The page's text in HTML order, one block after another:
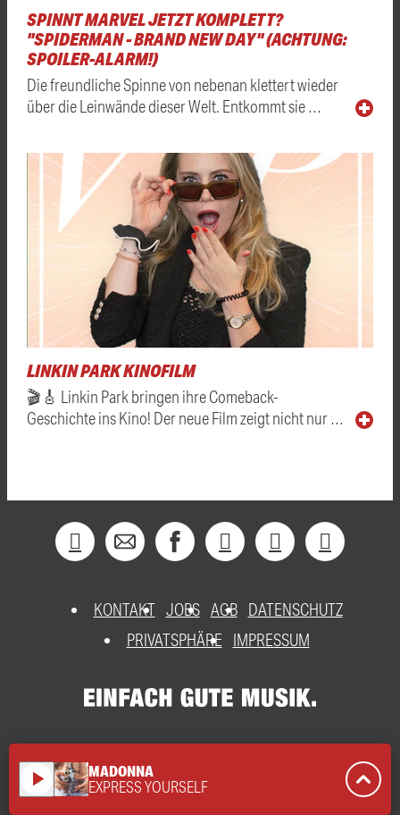
SPINNT MARVEL JETZT KOMPLETT?
"SPIDERMAN - BRAND NEW DAY" (ACHTUNG:
SPOILER-ALARM!)
Die freundliche Spinne von nebenan klettert wieder
über die Leinwände dieser Welt. Entkommt sie …
LINKIN PARK KINOFILM
🎬🎸 Linkin Park bringen ihre Comeback-
Geschichte ins Kino! Der neue Film zeigt nicht nur …
KONTAKT JOBS AGB DATENSCHUTZ
PRIVATSPHÄRE
IMPRESSUM
play_arrow MADONNA
EXPRESS YOURSELF